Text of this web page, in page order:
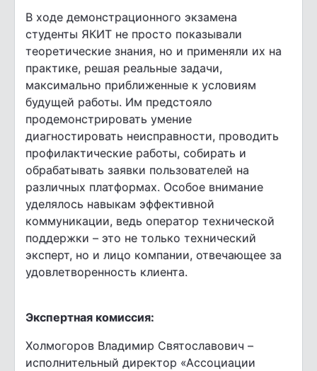
В ходе демонстрационного экзамена
студенты ЯКИТ не просто показывали
теоретические знания, но и применяли их на
практике, решая реальные задачи,
максимально приближенные к условиям
будущей работы. Им предстояло
продемонстрировать умение
диагностировать неисправности, проводить
профилактические работы, собирать и
обрабатывать заявки пользователей на
различных платформах. Особое внимание
уделялось навыкам эффективной
коммуникации, ведь оператор технической
поддержки – это не только технический
эксперт, но и лицо компании, отвечающее за
удовлетворенность клиента.
Экспертная комиссия:
Холмогоров Владимир Святославович –
исполнительный директор «Ассоциации